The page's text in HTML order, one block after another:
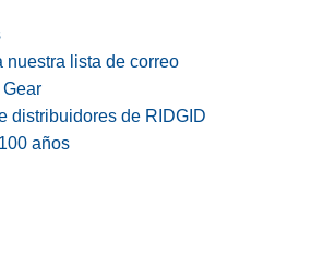
nuestra lista de correo
Gear
distribuidores de RIDGID
años